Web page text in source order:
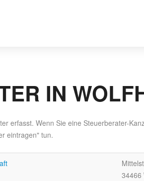
IN
erfasst. Wenn Sie eine Steuerberater-
eintragen" tun.
34466